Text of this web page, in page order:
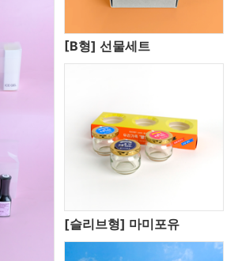
[B형] 선물세트
[슬리브형] 마미포유